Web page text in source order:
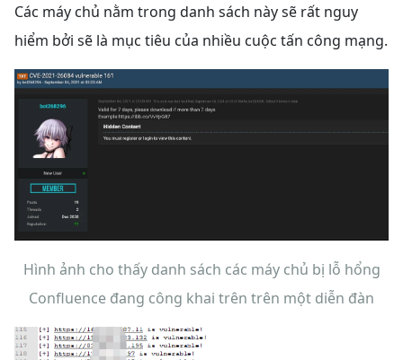
Các máy chủ nằm trong danh sách này sẽ rất nguy
hiểm bởi sẽ là mục tiêu của nhiều cuộc tấn công mạng.
Hình ảnh cho thấy danh sách các máy chủ bị lỗ hổng
Confluence đang công khai trên trên một diễn đàn